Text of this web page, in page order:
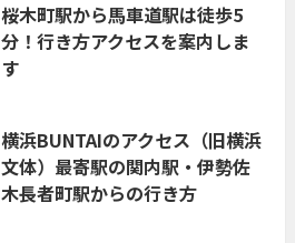
桜木町駅から馬車道駅は徒歩5
分！行き方アクセスを案内しま
す
横浜BUNTAIのアクセス（旧横浜
文体）最寄駅の関内駅・伊勢佐
木長者町駅からの行き方